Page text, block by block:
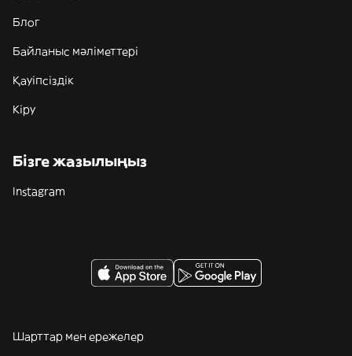
Блог
Байланыс мәліметтері
Қауіпсіздік
Кіру
Бізге жазылыңыз
Instagram
Шарттар мен ережелер